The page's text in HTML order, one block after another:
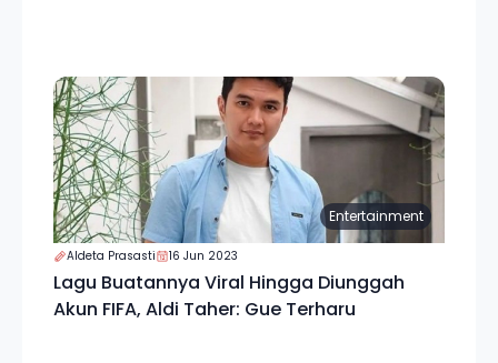
Entertainment
Aldeta Prasasti 16 Jun 2023
Lagu Buatannya Viral Hingga Diunggah
Akun FIFA, Aldi Taher: Gue Terharu